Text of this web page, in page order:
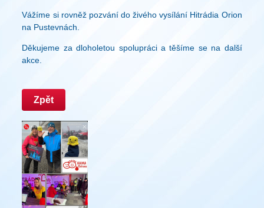
Vážíme si rovněž pozvání do živého vysílání Hitrádia Orion
na Pustevnách.
Děkujeme za dloholetou spolupráci a těšíme se na další
akce.
Zpět